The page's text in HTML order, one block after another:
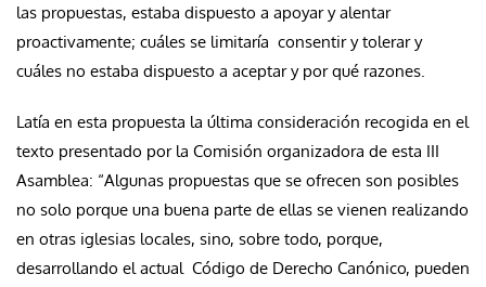
las propuestas, estaba dispuesto a apoyar y alentar
proactivamente; cuáles se limitaría consentir y tolerar y
cuáles no estaba dispuesto a aceptar y por qué razones.
Latía en esta propuesta la última consideración recogida en el
texto presentado por la Comisión organizadora de esta III
Asamblea: “Algunas propuestas que se ofrecen son posibles
no solo porque una buena parte de ellas se vienen realizando
en otras iglesias locales, sino, sobre todo, porque,
desarrollando el actual Código de Derecho Canónico, pueden